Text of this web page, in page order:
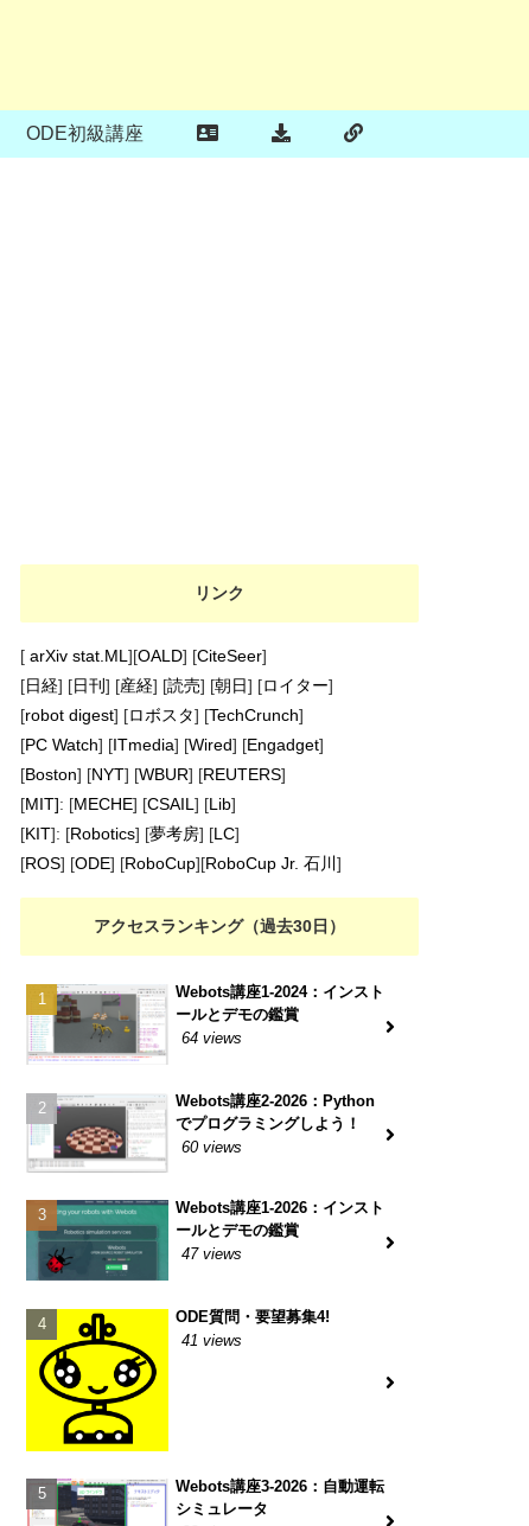
ODE初級講座
リンク
[ arXiv stat.ML ][OALD] [CiteSeer]
[日経] [日刊 ] [産経] [読売] [朝日] [ロイター]
[robot digest] [ロボスタ] [TechCrunch]
[PC Watch] [ITmedia] [Wired] [Engadget]
[Boston] [NYT] [WBUR] [REUTERS]
[MIT]: [MECHE] [CSAIL ] [Lib]
[KIT]: [Robotics] [夢考房] [LC]
[ROS] [ODE] [RoboCup][RoboCup Jr. 石川 ]
アクセスランキング（過去30日）
Webots講座1-2024：インスト
ールとデモの鑑賞
64 views
Webots講座2-2026：Python
でプログラミングしよう！
60 views
Webots講座1-2026：インスト
ールとデモの鑑賞
47 views
ODE質問・要望募集4!
41 views
Webots講座3-2026：自動運転
シミュレータ